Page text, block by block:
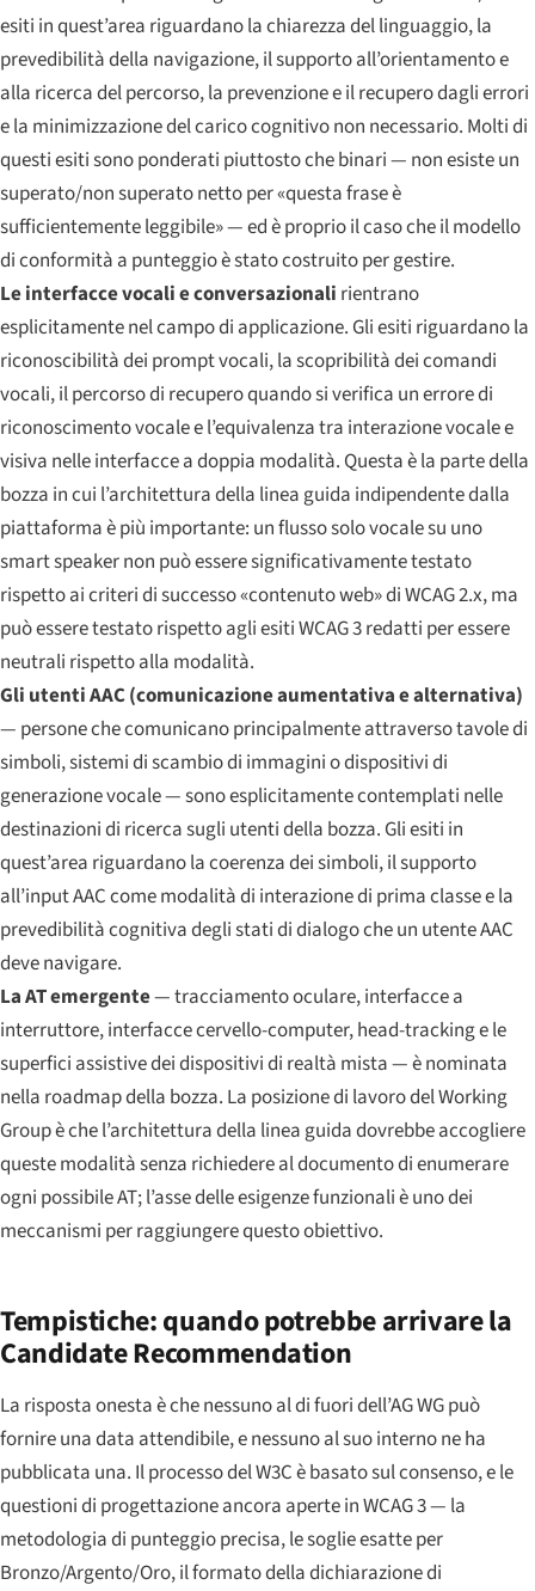
esiti in quest’area riguardano la chiarezza del linguaggio, la
prevedibilità della navigazione, il supporto all’orientamento e
alla ricerca del percorso, la prevenzione e il recupero dagli errori
e la minimizzazione del carico cognitivo non necessario. Molti di
questi esiti sono ponderati piuttosto che binari — non esiste un
superato/non superato netto per «questa frase è
sufficientemente leggibile» — ed è proprio il caso che il modello
di conformità a punteggio è stato costruito per gestire.
Le interfacce vocali e conversazionali rientrano
esplicitamente nel campo di applicazione. Gli esiti riguardano la
riconoscibilità dei prompt vocali, la scopribilità dei comandi
vocali, il percorso di recupero quando si verifica un errore di
riconoscimento vocale e l’equivalenza tra interazione vocale e
visiva nelle interfacce a doppia modalità. Questa è la parte della
bozza in cui l’architettura della linea guida indipendente dalla
piattaforma è più importante: un flusso solo vocale su uno
smart speaker non può essere significativamente testato
rispetto ai criteri di successo «contenuto web» di WCAG 2.x, ma
può essere testato rispetto agli esiti WCAG 3 redatti per essere
neutrali rispetto alla modalità.
Gli utenti AAC (comunicazione aumentativa e alternativa)
— persone che comunicano principalmente attraverso tavole di
simboli, sistemi di scambio di immagini o dispositivi di
generazione vocale — sono esplicitamente contemplati nelle
destinazioni di ricerca sugli utenti della bozza. Gli esiti in
quest’area riguardano la coerenza dei simboli, il supporto
all’input AAC come modalità di interazione di prima classe e la
prevedibilità cognitiva degli stati di dialogo che un utente AAC
deve navigare.
La AT emergente— tracciamento oculare, interfacce a
interruttore, interfacce cervello-computer, head-tracking e le
superfici assistive dei dispositivi di realtà mista — è nominata
nella roadmap della bozza. La posizione di lavoro del Working
Group è che l’architettura della linea guida dovrebbe accogliere
queste modalità senza richiedere al documento di enumerare
ogni possibile AT; l’asse delle esigenze funzionali è uno dei
meccanismi per raggiungere questo obiettivo.
Tempistiche: quando potrebbe arrivare la
Candidate Recommendation
La risposta onesta è che nessuno al di fuori dell’AG WG può
fornire una data attendibile, e nessuno al suo interno ne ha
pubblicata una. Il processo del W3C è basato sul consenso, e le
questioni di progettazione ancora aperte in WCAG 3 — la
metodologia di punteggio precisa, le soglie esatte per
Bronzo/Argento/Oro, il formato della dichiarazione di